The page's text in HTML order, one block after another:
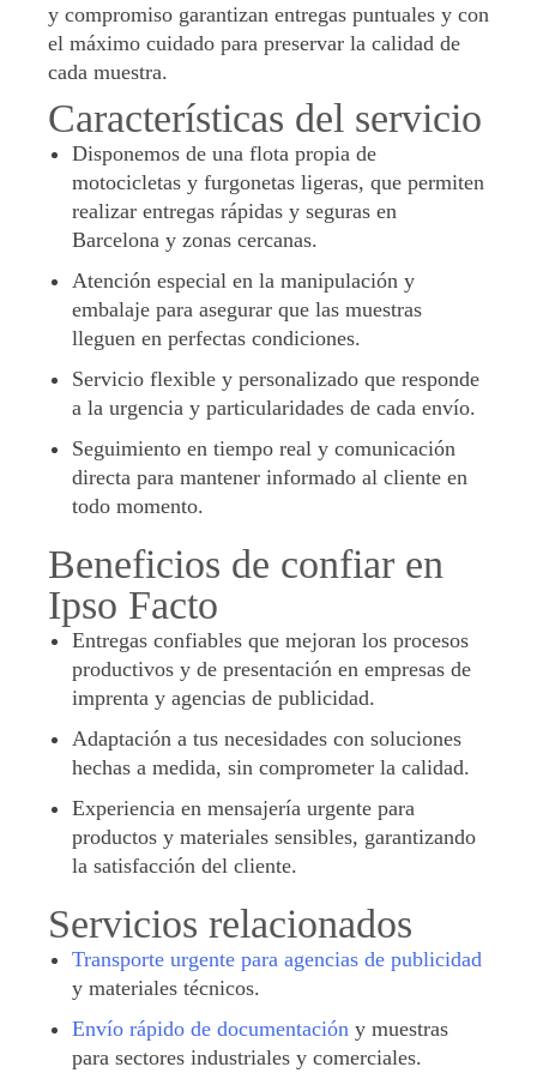
y compromiso garantizan entregas puntuales y con
el máximo cuidado para preservar la calidad de
cada muestra.
Características del servicio
Disponemos de una flota propia de
motocicletas y furgonetas ligeras, que permiten
realizar entregas rápidas y seguras en
Barcelona y zonas cercanas.
Atención especial en la manipulación y
embalaje para asegurar que las muestras
lleguen en perfectas condiciones.
Servicio flexible y personalizado que responde
a la urgencia y particularidades de cada envío.
Seguimiento en tiempo real y comunicación
directa para mantener informado al cliente en
todo momento.
Beneficios de confiar en
Ipso Facto
Entregas confiables que mejoran los procesos
productivos y de presentación en empresas de
imprenta y agencias de publicidad.
Adaptación a tus necesidades con soluciones
hechas a medida, sin comprometer la calidad.
Experiencia en mensajería urgente para
productos y materiales sensibles, garantizando
la satisfacción del cliente.
Servicios relacionados
Transporte urgente para agencias de publicidad
y materiales técnicos.
Envío rápido de documentación y muestras
para sectores industriales y comerciales.